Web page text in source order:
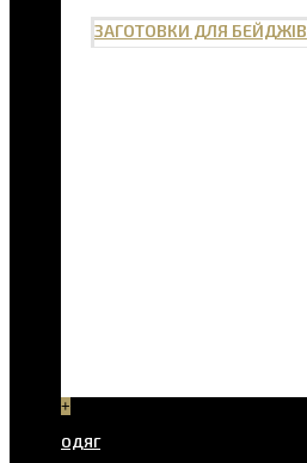
ЗАГОТОВКИ ДЛЯ БЕЙДЖІВ
+
ОДЯГ